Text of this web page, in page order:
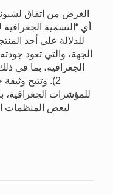
الغرض من اتفاق
أي “التسمية
للدلالة على أحد
الجهة، والتي تعود
الجغرافية، بما في
2). وتتيح
للمؤشرات الجغرافية،
لبعض المنظمات